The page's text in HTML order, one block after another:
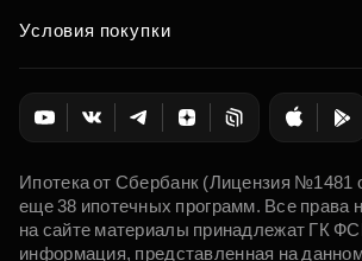
Условия покупки
Ипотека от Сбербанк (Лицензия №1481
еще 38 ипотечных программ. Все права
на сайте материалы принадлежат ГК
информация, представленная на